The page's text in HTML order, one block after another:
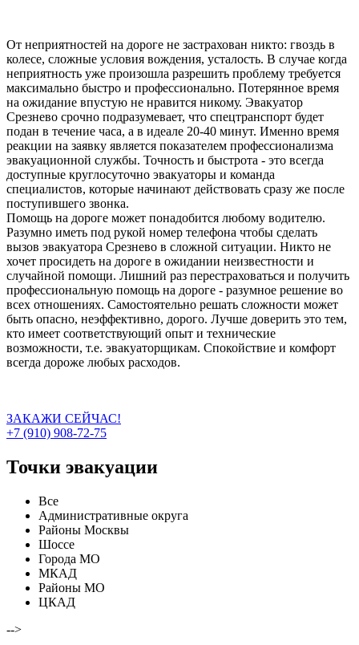
От неприятностей на дороге не застрахован никто: гвоздь в
колесе, сложные условия вождения, усталость. В случае когда
неприятность уже произошла разрешить проблему требуется
максимально быстро и профессионально. Потерянное время
на ожидание впустую не нравится никому. Эвакуатор
Срезнево срочно подразумевает, что спецтранспорт будет
подан в течение часа, а в идеале 20-40 минут. Именно время
реакции на заявку является показателем профессионализма
эвакуационной службы. Точность и быстрота - это всегда
доступные круглосуточно эвакуаторы и команда
специалистов, которые начинают действовать сразу же после
поступившего звонка.
Помощь на дороге может понадобится любому водителю.
Разумно иметь под рукой номер телефона чтобы сделать
вызов эвакуатора Срезнево в сложной ситуации. Никто не
хочет просидеть на дороге в ожидании неизвестности и
случайной помощи. Лишний раз перестраховаться и получить
профессиональную помощь на дороге - разумное решение во
всех отношениях. Самостоятельно решать сложности может
быть опасно, неэффективно, дорого. Лучше доверить это тем,
кто имеет соответствующий опыт и технические
возможности, т.е. эвакуаторщикам. Спокойствие и комфорт
всегда дороже любых расходов.
ЗАКАЖИ СЕЙЧАС!
+7 (910) 908-72-75
Точки эвакуации
Все
Административные округа
Районы Москвы
Шоссе
Города МО
МКАД
Районы МО
ЦКАД
-->